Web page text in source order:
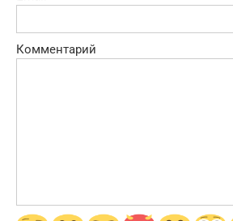
Комментарий